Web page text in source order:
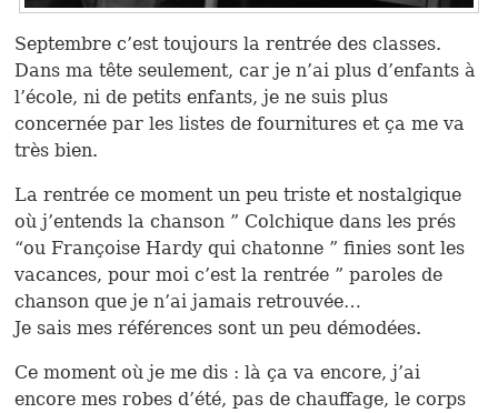
Septembre c’est toujours la rentrée des classes.
Dans ma tête seulement, car je n’ai plus d’enfants à
l’école, ni de petits enfants, je ne suis plus
concernée par les listes de fournitures et ça me va
très bien.
La rentrée ce moment un peu triste et nostalgique
où j’entends la chanson ” Colchique dans les prés
“ou Françoise Hardy qui chatonne ” finies sont les
vacances, pour moi c’est la rentrée ” paroles de
chanson que je n’ai jamais retrouvée…
Je sais mes références sont un peu démodées.
Ce moment où je me dis : là ça va encore, j’ai
encore mes robes d’été, pas de chauffage, le corps